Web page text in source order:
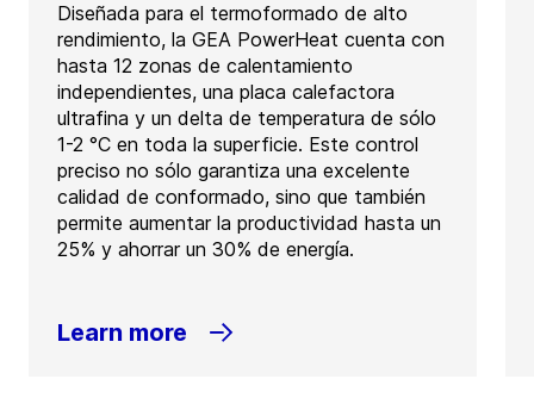
Diseñada para el termoformado de alto
rendimiento, la GEA PowerHeat cuenta con
hasta 12 zonas de calentamiento
independientes, una placa calefactora
ultrafina y un delta de temperatura de sólo
1-2 °C en toda la superficie. Este control
preciso no sólo garantiza una excelente
calidad de conformado, sino que también
permite aumentar la productividad hasta un
25% y ahorrar un 30% de energía.
Learn more